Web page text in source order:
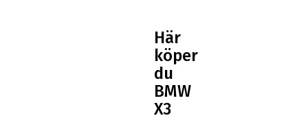
Här
köper
du
BMW
X3